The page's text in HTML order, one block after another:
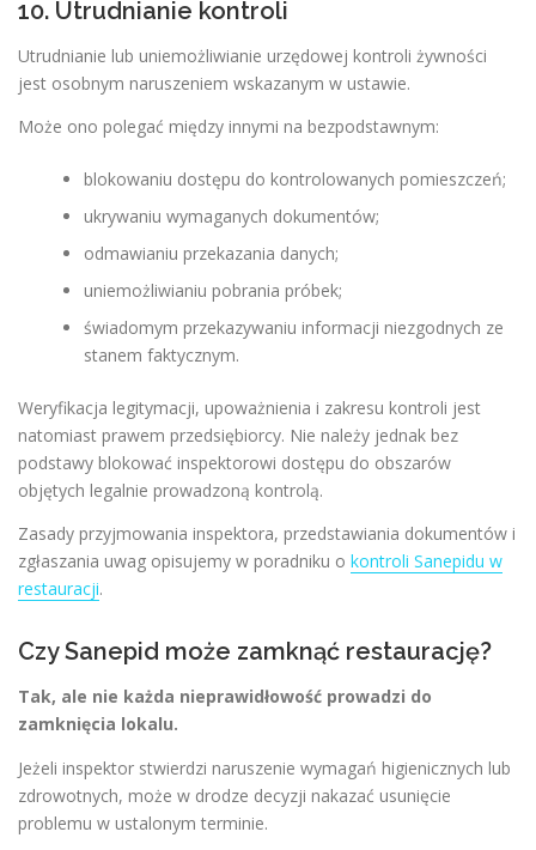
10. Utrudnianie kontroli
Utrudnianie lub uniemożliwianie urzędowej kontroli żywności
jest osobnym naruszeniem wskazanym w ustawie.
Może ono polegać między innymi na bezpodstawnym:
blokowaniu dostępu do kontrolowanych pomieszczeń;
ukrywaniu wymaganych dokumentów;
odmawianiu przekazania danych;
uniemożliwianiu pobrania próbek;
świadomym przekazywaniu informacji niezgodnych ze
stanem faktycznym.
Weryfikacja legitymacji, upoważnienia i zakresu kontroli jest
natomiast prawem przedsiębiorcy. Nie należy jednak bez
podstawy blokować inspektorowi dostępu do obszarów
objętych legalnie prowadzoną kontrolą.
Zasady przyjmowania inspektora, przedstawiania dokumentów i
zgłaszania uwag opisujemy w poradniku o kontroli Sanepidu w
restauracji.
Czy Sanepid może zamknąć restaurację?
Tak, ale nie każda nieprawidłowość prowadzi do
zamknięcia lokalu.
Jeżeli inspektor stwierdzi naruszenie wymagań higienicznych lub
zdrowotnych, może w drodze decyzji nakazać usunięcie
problemu w ustalonym terminie.